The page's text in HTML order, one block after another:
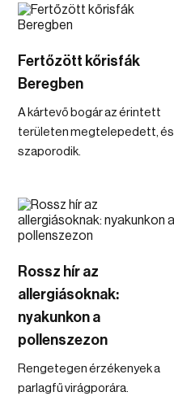
Fertőzött kőrisfák
Beregben
A kártevő bogár az érintett
területen megtelepedett, és
szaporodik.
Rossz hír az
allergiásoknak:
nyakunkon a
pollenszezon
Rengetegen érzékenyek a
parlagfű virágporára.